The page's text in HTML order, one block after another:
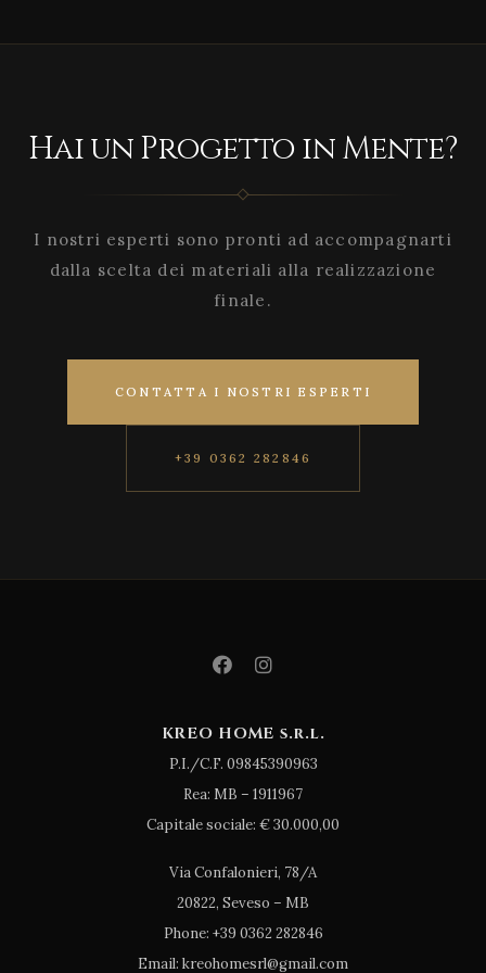
Hai un Progetto in Mente?
I nostri esperti sono pronti ad accompagnarti
dalla scelta dei materiali alla realizzazione
finale.
CONTATTA I NOSTRI ESPERTI
+39 0362 282846
KREO HOME s.r.l.
P.I./C.F. 09845390963
Rea: MB – 1911967
Capitale sociale: € 30.000,00
Via Confalonieri, 78/A
20822, Seveso – MB
Phone: +39 0362 282846
Email: kreohomesrl@gmail.com